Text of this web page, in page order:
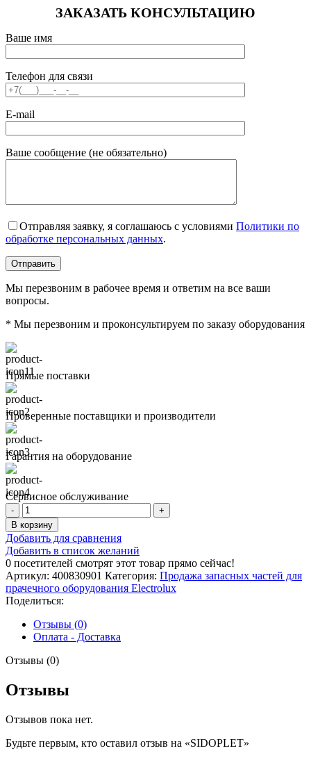
ЗАКАЗАТЬ КОНСУЛЬТАЦИЮ
Ваше имя
Телефон для связи
E-mail
Ваше сообщение (не обязательно)
Отправляя заявку, я соглашаюсь с условиями Политики по
обработке персональных данных.
Мы перезвоним в рабочее время и ответим на все ваши
вопросы.
* Мы перезвоним и проконсультируем по заказу оборудования
Прямые поставки
Проверенные поставщики и производители
Гарантия на оборудование
Сервисное обслуживание
Количество
товара
SIDOPLЕT
В корзину
Добавить для сравнения
Добавить в список желаний
0 посетителей смотрят этот товар прямо сейчас!
Артикул: 400830901 Категория: Продажа запасных частей для
прачечного оборудования Electrolux
Поделиться:
Отзывы (0)
Оплата - Доставка
Отзывы (0)
Отзывы
Отзывов пока нет.
Будьте первым, кто оставил отзыв на «SIDOPLЕT»